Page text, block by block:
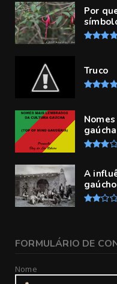
Por
Truco
A
FORMULÁRIO DE
Nome